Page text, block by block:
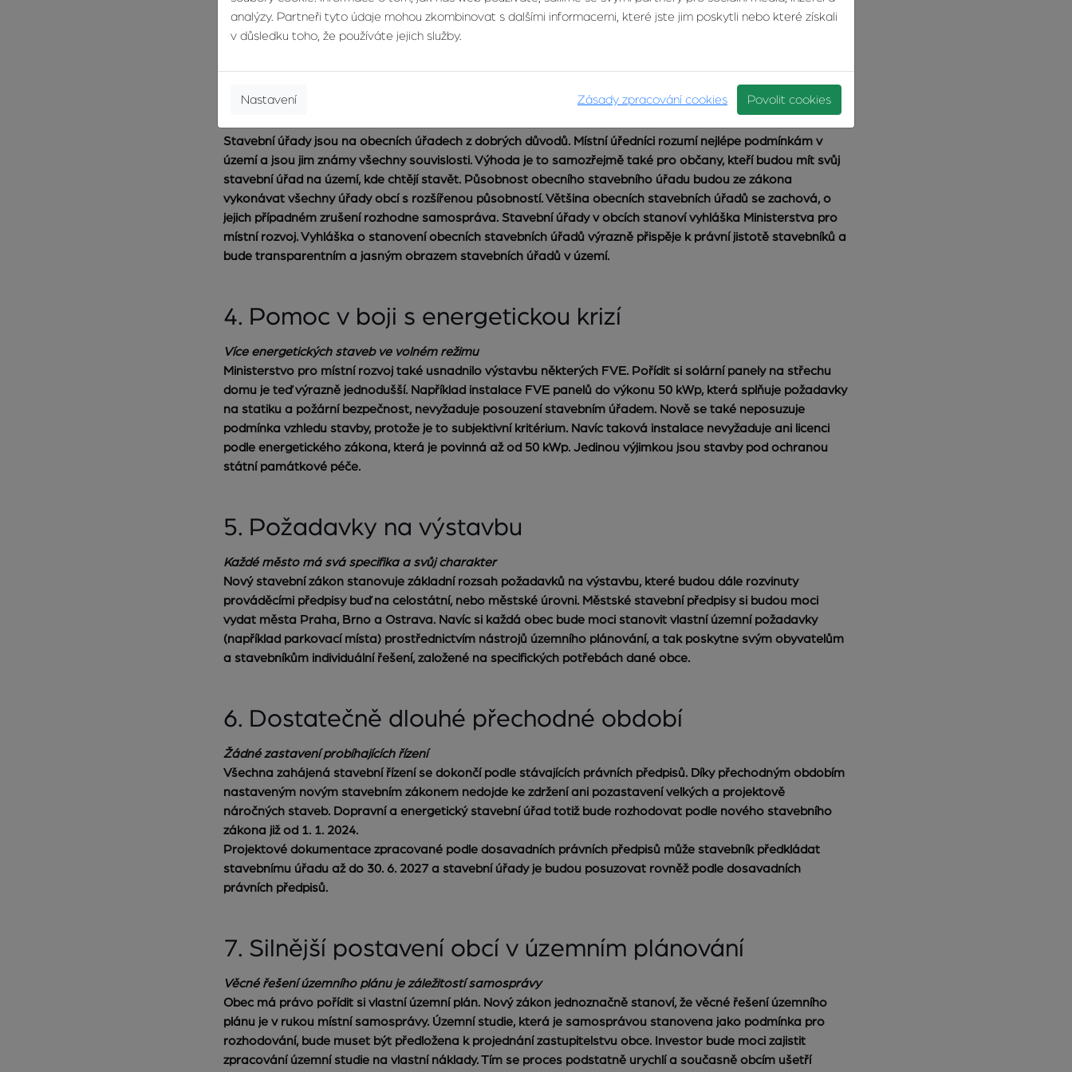
3. O nových stavbách se rozhoduje v místech, kde
Stavební úřady jsou na obecních úřadech z dobrých důvodů. Místní úředníci rozumí nejlépe podmínkám v
území a jsou jim známy všechny souvislosti. Výhoda je to samozřejmě také pro občany, kteří budou mít svůj
stavební úřad na území, kde chtějí stavět. Působnost obecního stavebního úřadu budou ze zákona
vykonávat všechny úřady obcí s rozšířenou působností. Většina obecních stavebních úřadů se zachová, o
jejich případném zrušení rozhodne samospráva. Stavební úřady v obcích stanoví vyhláška Ministerstva pro
místní rozvoj. Vyhláška o stanovení obecních stavebních úřadů výrazně přispěje k právní jistotě stavebníků a
bude transparentním a jasným obrazem stavebních úřadů v území.
4. Pomoc v boji s energetickou krizí
Více energetických staveb ve volném režimu
Ministerstvo pro místní rozvoj také usnadnilo výstavbu některých FVE. Pořídit si solární panely na střechu
domu je teď výrazně jednodušší. Například instalace FVE panelů do výkonu 50 kWp, která splňuje požadavky
na statiku a požární bezpečnost, nevyžaduje posouzení stavebním úřadem. Nově se také neposuzuje
podmínka vzhledu stavby, protože je to subjektivní kritérium. Navíc taková instalace nevyžaduje ani licenci
podle energetického zákona, která je povinná až od 50 kWp. Jedinou výjimkou jsou stavby pod ochranou
státní památkové péče.
5. Požadavky na výstavbu
Každé město má svá specifika a svůj charakter
Nový stavební zákon stanovuje základní rozsah požadavků na výstavbu, které budou dále rozvinuty
prováděcími předpisy buď na celostátní, nebo městské úrovni. Městské stavební předpisy si budou moci
vydat města Praha, Brno a Ostrava. Navíc si každá obec bude moci stanovit vlastní územní požadavky
(například parkovací místa) prostřednictvím nástrojů územního plánování, a tak poskytne svým obyvatelům
a stavebníkům individuální řešení, založené na specifických potřebách dané obce.
6. Dostatečně dlouhé přechodné období
Žádné zastavení probíhajících řízení
Všechna zahájená stavební řízení se dokončí podle stávajících právních předpisů. Díky přechodným obdobím
nastaveným novým stavebním zákonem nedojde ke zdržení ani pozastavení velkých a projektově
náročných staveb. Dopravní a energetický stavební úřad totiž bude rozhodovat podle nového stavebního
zákona již od 1. 1. 2024.
Projektové dokumentace zpracované podle dosavadních právních předpisů může stavebník předkládat
stavebnímu úřadu až do 30. 6. 2027 a stavební úřady je budou posuzovat rovněž podle dosavadních
právních předpisů.
7. Silnější postavení obcí v územním plánování
Věcné řešení územního plánu je záležitostí samosprávy
Obec má právo pořídit si vlastní územní plán. Nový zákon jednoznačně stanoví, že věcné řešení územního
plánu je v rukou místní samosprávy. Územní studie, která je samosprávou stanovena jako podmínka pro
rozhodování, bude muset být předložena k projednání zastupitelstvu obce. Investor bude moci zajistit
zpracování územní studie na vlastní náklady. Tím se proces podstatně urychlí a současně obcím ušetří
analýzy. Partneři tyto údaje mohou zkombinovat s dalšími informacemi, které jste jim poskytli nebo které získali
v důsledku toho, že používáte jejich služby.
Zásady zpracování cookies
Nastavení Povolit cookies